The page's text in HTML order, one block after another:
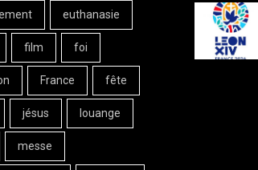
euthanasie
film foi
France fête
jésus louange
messe